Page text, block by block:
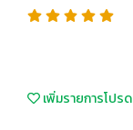
เพิ่มรายการโปรด